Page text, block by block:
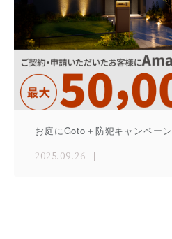
お庭にGoto＋防犯キャンペーン
2025.09.26